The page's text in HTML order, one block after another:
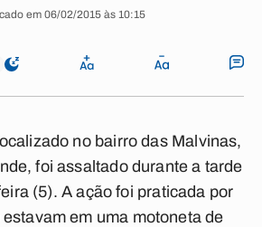
em 06/02/2015 às 10:15
no bairro das Malvinas,
foi assaltado durante a tarde
(5). A ação foi praticada por
em uma motoneta de